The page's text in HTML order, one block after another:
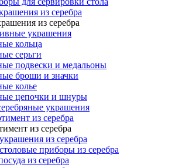
из серебра
из серебра
украшения
кольца
серьги
подвески и медальоны
броши и значки
колье
цепочки и шнуры
украшения
из серебра
из серебра
из серебра
приборы из серебра
из серебра